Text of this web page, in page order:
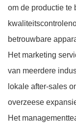
om de productie te
betrouwbare
Het marketing
van meerdere
lokale after-sales
overzeese
Het